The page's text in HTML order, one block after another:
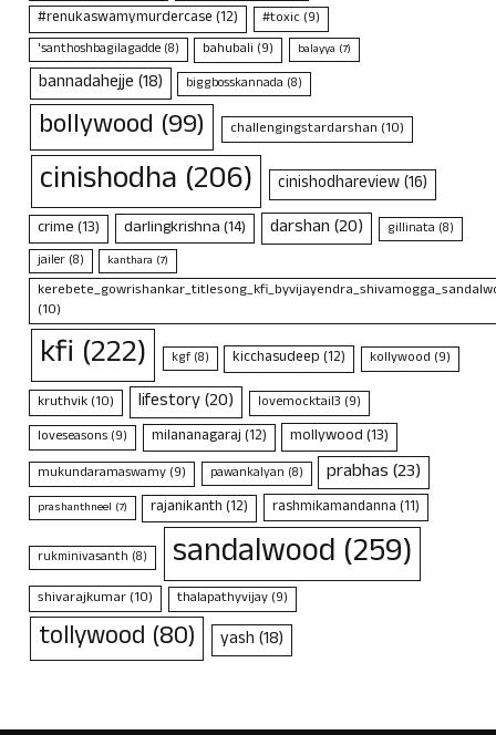
#renukaswamymurdercase(12) #toxic(9)
'santhoshbagilagadde (8) bahubali (9) balayya (7)
bannadahejje(18) biggbosskannada (8)
bollywood (99) challengingstardarshan (10)
cinishodha (206) cinishodhareview(16)
crime(13) darlingkrishna(14) darshan(20) gillinata (8)
jailer (8) kanthara (7)
(10)
kfi (222) kgf(8) kicchasudeep(12) kollywood (9)
kruthvik(10) lifestory(20) lovemocktail3 (9)
loveseasons (9) milananagaraj(12) mollywood(13)
mukundaramaswamy (9) pawankalyan (8) prabhas(23)
prashanthneel (7) rajanikanth(12) rashmikamandanna(11)
rukminivasanth (8) sandalwood (259)
shivarajkumar(10) thalapathyvijay(9)
tollywood (80) yash(18)